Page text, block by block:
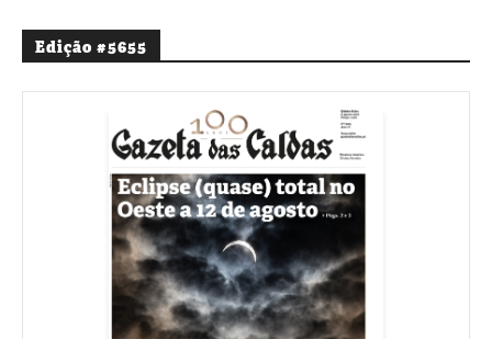
Edição #5655